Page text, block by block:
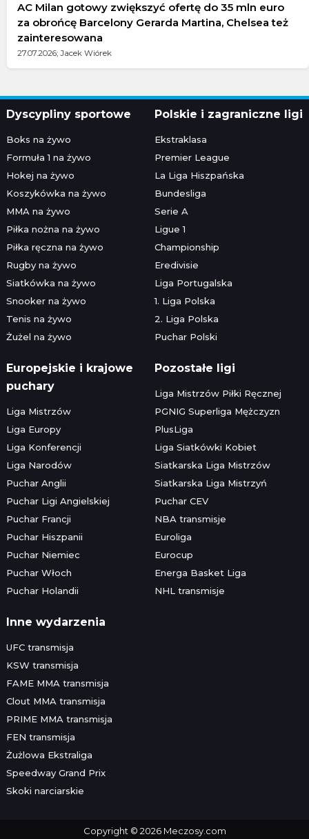
AC Milan gotowy zwiększyć ofertę do 35 mln euro
za obrońcę Barcelony Gerarda Martina, Chelsea też
zainteresowana
27.07.2026; Jacek Wiórek
Dyscypliny sportowe
Boks na żywo
Formuła 1 na żywo
Hokej na żywo
Koszykówka na żywo
MMA na żywo
Piłka nożna na żywo
Piłka ręczna na żywo
Rugby na żywo
Siatkówka na żywo
Snooker na żywo
Tenis na żywo
Żużel na żywo
Polskie i zagraniczne ligi
Ekstraklasa
Premier League
La Liga Hiszpańska
Bundesliga
Serie A
Ligue 1
Championship
Eredivisie
Liga Portugalska
1. Liga Polska
2. Liga Polska
Puchar Polski
Europejskie i krajowe
puchary
Liga Mistrzów
Liga Europy
Liga Konferencji
Liga Narodów
Puchar Anglii
Puchar Ligi Angielskiej
Puchar Francji
Puchar Hiszpanii
Puchar Niemiec
Puchar Włoch
Puchar Holandii
Pozostałe ligi
Liga Mistrzów Piłki Ręcznej
PGNIG Superliga Mężczyzn
PlusLiga
Liga Siatkówki Kobiet
Siatkarska Liga Mistrzów
Siatkarska Liga Mistrzyń
Puchar CEV
NBA transmisje
Euroliga
Eurocup
Energa Basket Liga
NHL transmisje
Inne wydarzenia
UFC transmisja
KSW transmisja
FAME MMA transmisja
Clout MMA transmisja
PRIME MMA transmisja
FEN transmisja
Żużlowa Ekstraliga
Speedway Grand Prix
Skoki narciarskie
Copyright © 2026 Meczosy.com